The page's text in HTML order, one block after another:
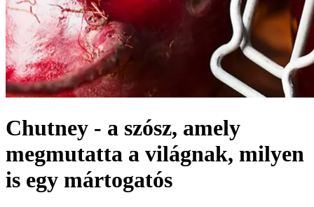
Chutney - a szósz, amely
megmutatta a világnak, milyen
is egy mártogatós